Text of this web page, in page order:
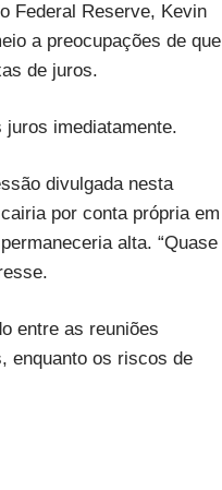
Federal Reserve, Kevin
a preocupações de que
de juros.
imediatamente.
divulgada nesta
por conta própria em
alta. “Quase
entre as reuniões
enquanto os riscos de